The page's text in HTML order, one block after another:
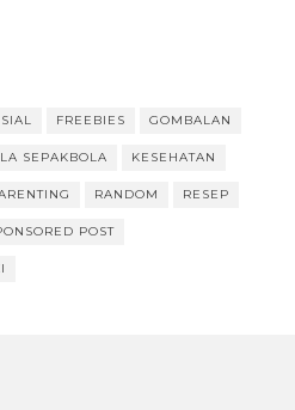
FREEBIES GOMBALAN
SEPAKBOLA KESEHATAN
RANDOM RESEP
POST